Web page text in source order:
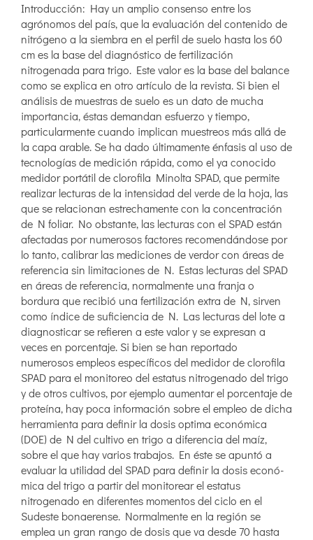
Introducción: Hay un amplio consenso entre los
agrónomos del país, que la evaluación del contenido de
nitrógeno a la siembra en el perfil de suelo hasta los 60
cm es la base del diagnóstico de fertilización
nitrogenada para trigo. Este valor es la base del balance
como se explica en otro artículo de la revista. Si bien el
análisis de muestras de suelo es un dato de mucha
importancia, éstas demandan esfuerzo y tiempo,
particularmente cuando implican muestreos más allá de
la capa arable. Se ha dado últimamente énfasis al uso de
tecnologías de medición rápida, como el ya conocido
medidor portátil de clorofila Minolta SPAD, que permite
realizar lecturas de la intensidad del verde de la hoja, las
que se relacionan estrechamente con la concentración
de N foliar. No obstante, las lecturas con el SPAD están
afectadas por numerosos factores recomendándose por
lo tanto, calibrar las mediciones de verdor con áreas de
referencia sin limitaciones de N. Estas lecturas del SPAD
en áreas de referencia, normalmente una franja o
bordura que recibió una fertilización extra de N, sirven
como índice de suficiencia de N. Las lecturas del lote a
diagnosticar se refieren a este valor y se expresan a
veces en porcentaje. Si bien se han reportado
numerosos empleos específicos del medidor de clorofila
SPAD para el monitoreo del estatus nitrogenado del trigo
y de otros cultivos, por ejemplo aumentar el porcentaje de
proteína, hay poca información sobre el empleo de dicha
herramienta para definir la dosis optima económica
(DOE) de N del cultivo en trigo a diferencia del maíz,
sobre el que hay varios trabajos. En éste se apuntó a
evaluar la utilidad del SPAD para definir la dosis econó-
mica del trigo a partir del monitorear el estatus
nitrogenado en diferentes momentos del ciclo en el
Sudeste bonaerense. Normalmente en la región se
emplea un gran rango de dosis que va desde 70 hasta